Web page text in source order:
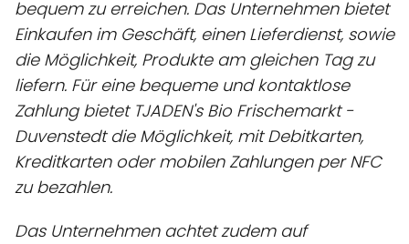
bequem zu erreichen. Das Unternehmen bietet
Einkaufen im Geschäft, einen Lieferdienst, sowie
die Möglichkeit, Produkte am gleichen Tag zu
liefern. Für eine bequeme und kontaktlose
Zahlung bietet TJADEN's Bio Frischemarkt -
Duvenstedt die Möglichkeit, mit Debitkarten,
Kreditkarten oder mobilen Zahlungen per NFC
zu bezahlen.
Das Unternehmen achtet zudem auf